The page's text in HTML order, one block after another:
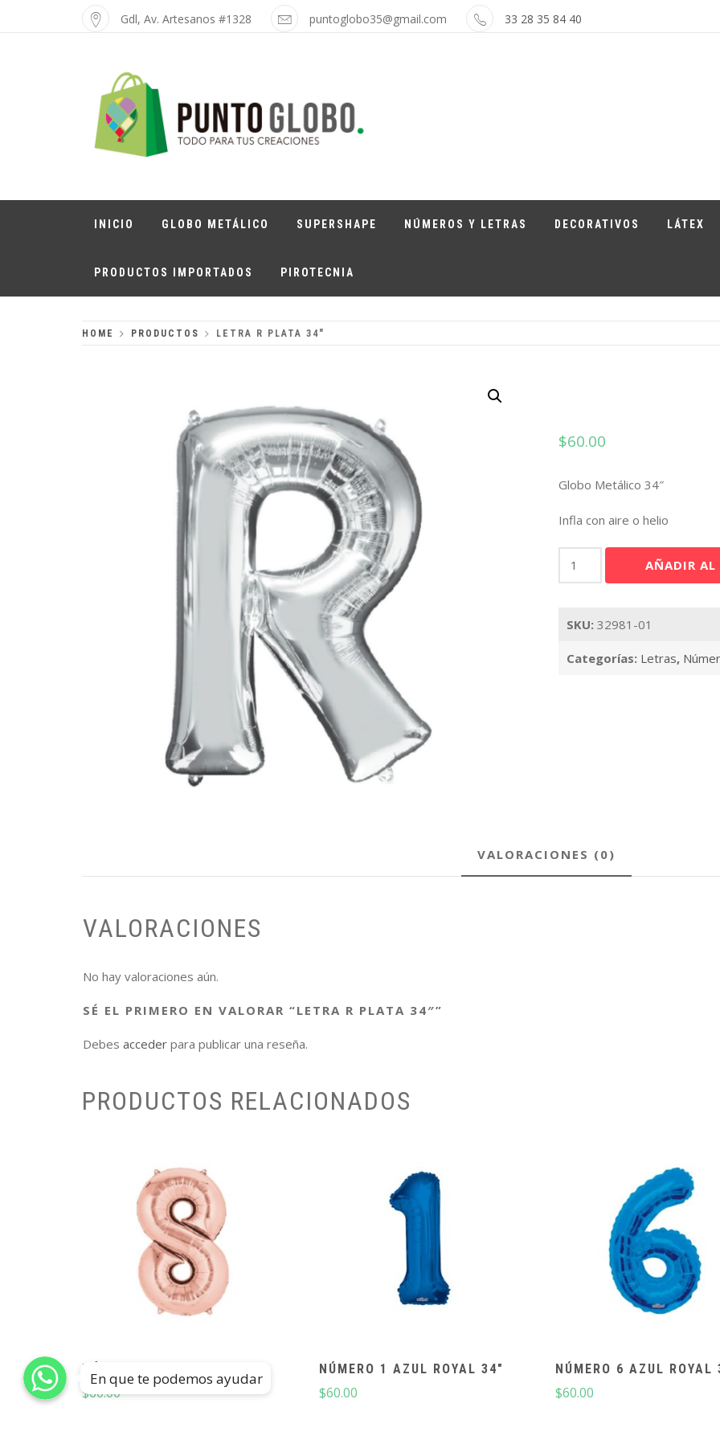
Gdl, Av. Artesanos #1328 puntoglobo35@gmail.com 33 28 35 84 40
INICIO GLOBO METÁLICO SUPERSHAPE NÚMEROS Y LETRAS DECORATIVOS LÁTEX
PRODUCTOS IMPORTADOS PIROTECNIA
HOME PRODUCTOS LETRA R PLATA 34″
$60.00
Globo Metálico 34″
Infla con aire o helio
cantidad
AÑADIR AL
SKU: 32981-01
Categorías: Letras,
VALORACIONES (0)
VALORACIONES
No hay valoraciones aún.
SÉ EL PRIMERO EN VALORAR “LETRA R PLATA 34″”
Debes acceder para publicar una reseña.
PRODUCTOS RELACIONADOS
NÚMERO 8 ROSE GOLD 34″
$60.00
NÚMERO 1 AZUL ROYAL 34″
$60.00
NÚMERO 6 AZUL ROYAL
$60.00
En que te podemos ayudar